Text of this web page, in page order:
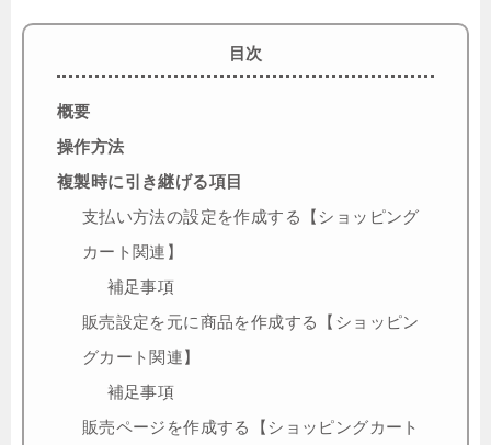
目次
概要
操作方法
複製時に引き継げる項目
支払い方法の設定を作成する【ショッピング
カート関連】
補足事項
販売設定を元に商品を作成する【ショッピン
グカート関連】
補足事項
販売ページを作成する【ショッピングカート